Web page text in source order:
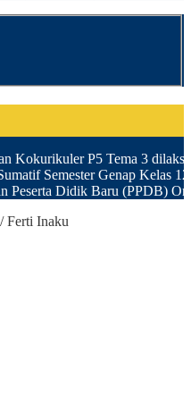
Kokurikuler P5 Tema 3
Semester Genap Kelas
Peserta Didik Baru (PPDB)
/Ferti Inaku